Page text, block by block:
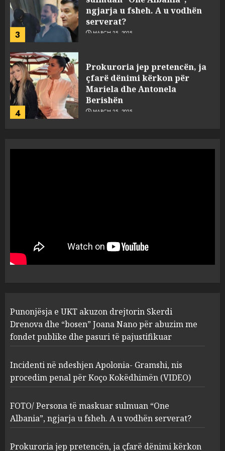
3
ngjarja u fsheh. A u vodhën
serverat?
MARCH 25, 2025
4
Prokuroria jep pretencën, ja
çfarë dënimi kërkon për
Mariela dhe Antonela
Berishën
MARCH 25, 2025
1
“bosen” Joana Nano për
abuzim me fondet publike dhe
pasuri të pajustifikuar
2
Apolonia- Gramshi, nis
procedim penal për Koço
Kokëdhimën (VIDEO)
MARCH 27, 2025
3
FOTO/ Persona të maskuar
sulmuan “One Albania”,
ngjarja u fsheh. A u vodhën
serverat?
MARCH 25, 2025
Punonjësja e UKT akuzon drejtorin Skerdi
Drenova dhe “bosen” Joana Nano për abuzim me
fondet publike dhe pasuri të pajustifikuar
Incidenti në ndeshjen Apolonia- Gramshi, nis
procedim penal për Koço Kokëdhimën (VIDEO)
FOTO/ Persona të maskuar sulmuan “One
Albania”, ngjarja u fsheh. A u vodhën serverat?
Prokuroria jep pretencën, ja çfarë dënimi kërkon